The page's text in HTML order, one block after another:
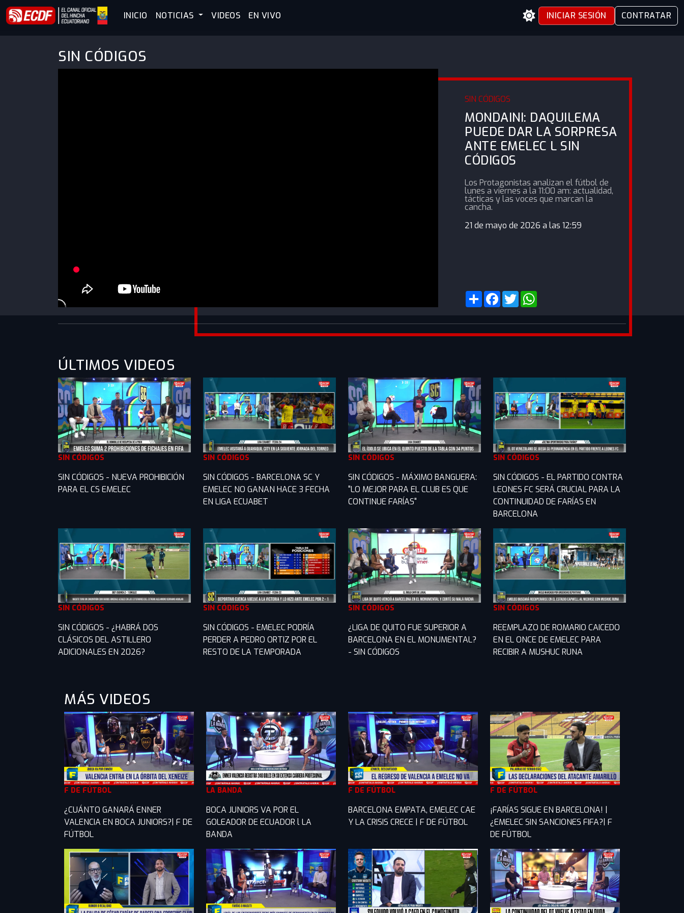
INICIO NOTICIAS VIDEOS EN VIVO INICIAR SESIÓN CONTRATAR
SIN CÓDIGOS
https://www.youtube.com/watch?
v=Gu37OOu6j04&list=PLXMkkrTMSVln8wDwbEAPXSeozPQZ_0CPy&index=2
SIN CÓDIGOS
MONDAINI: DAQUILEMA
PUEDE DAR LA SORPRESA
ANTE EMELEC L SIN
CÓDIGOS
Los Protagonistas analizan el fútbol de
lunes a viernes a la 11:00 am: actualidad,
tácticas y las voces que marcan la
cancha.
21 de mayo de 2026 a las 12:59
ÚLTIMOS VIDEOS
SIN CÓDIGOS
SIN CÓDIGOS - NUEVA PROHIBICIÓN
PARA EL CS EMELEC
SIN CÓDIGOS
SIN CÓDIGOS - BARCELONA SC Y
EMELEC NO GANAN HACE 3 FECHA
EN LIGA ECUABET
SIN CÓDIGOS
SIN CÓDIGOS - MÁXIMO BANGUERA:
"LO MEJOR PARA EL CLUB ES QUE
CONTINUE FARÍAS"
SIN CÓDIGOS
SIN CÓDIGOS - EL PARTIDO CONTRA
LEONES FC SERÁ CRUCIAL PARA LA
CONTINUIDAD DE FARÍAS EN
BARCELONA
SIN CÓDIGOS
SIN CÓDIGOS - ¿HABRÁ DOS
CLÁSICOS DEL ASTILLERO
ADICIONALES EN 2026?
SIN CÓDIGOS
SIN CÓDIGOS - EMELEC PODRÍA
PERDER A PEDRO ORTIZ POR EL
RESTO DE LA TEMPORADA
SIN CÓDIGOS
¿LIGA DE QUITO FUE SUPERIOR A
BARCELONA EN EL MONUMENTAL?
- SIN CÓDIGOS
SIN CÓDIGOS
REEMPLAZO DE ROMARIO CAICEDO
EN EL ONCE DE EMELEC PARA
RECIBIR A MUSHUC RUNA
MÁS VIDEOS
F DE FÚTBOL
¿CUÁNTO GANARÁ ENNER
VALENCIA EN BOCA JUNIORS?| F DE
FÚTBOL
LA BANDA
BOCA JUNIORS VA POR EL
GOLEADOR DE ECUADOR l LA
BANDA
F DE FÚTBOL
BARCELONA EMPATA, EMELEC CAE
Y LA CRISIS CRECE | F DE FÚTBOL
F DE FÚTBOL
¡FARÍAS SIGUE EN BARCELONA! |
¿EMELEC SIN SANCIONES FIFA?| F
DE FÚTBOL